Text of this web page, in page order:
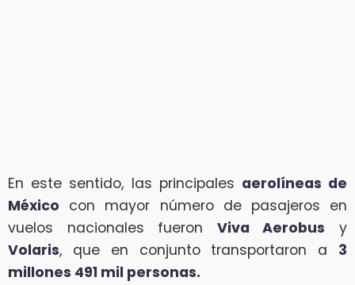
En este sentido, las principales aerolíneas de
México con mayor número de pasajeros en
vuelos nacionales fueron Viva Aerobus y
Volaris, que en conjunto transportaron a 3
millones 491 mil personas.